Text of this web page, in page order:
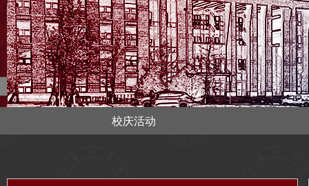
校庆活动